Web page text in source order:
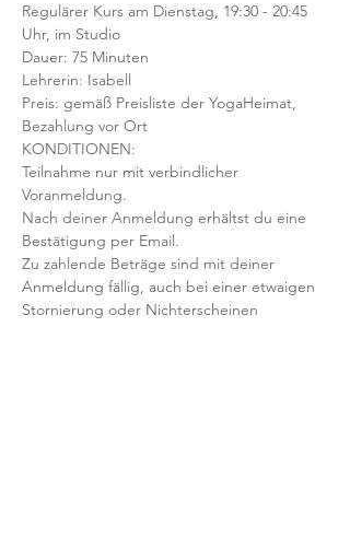
Regulärer Kurs am Dienstag, 19:30 - 20:45
Uhr, im Studio
Dauer: 75 Minuten
Lehrerin: Isabell
Preis: gemäß Preisliste der YogaHeimat,
Bezahlung vor Ort
KONDITIONEN:
Teilnahme nur mit verbindlicher
Voranmeldung.
Nach deiner Anmeldung erhältst du eine
Bestätigung per Email.
Zu zahlende Beträge sind mit deiner
Anmeldung fällig, auch bei einer etwaigen
Stornierung oder Nichterscheinen